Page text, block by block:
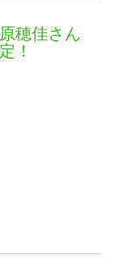
穂佳さん
！